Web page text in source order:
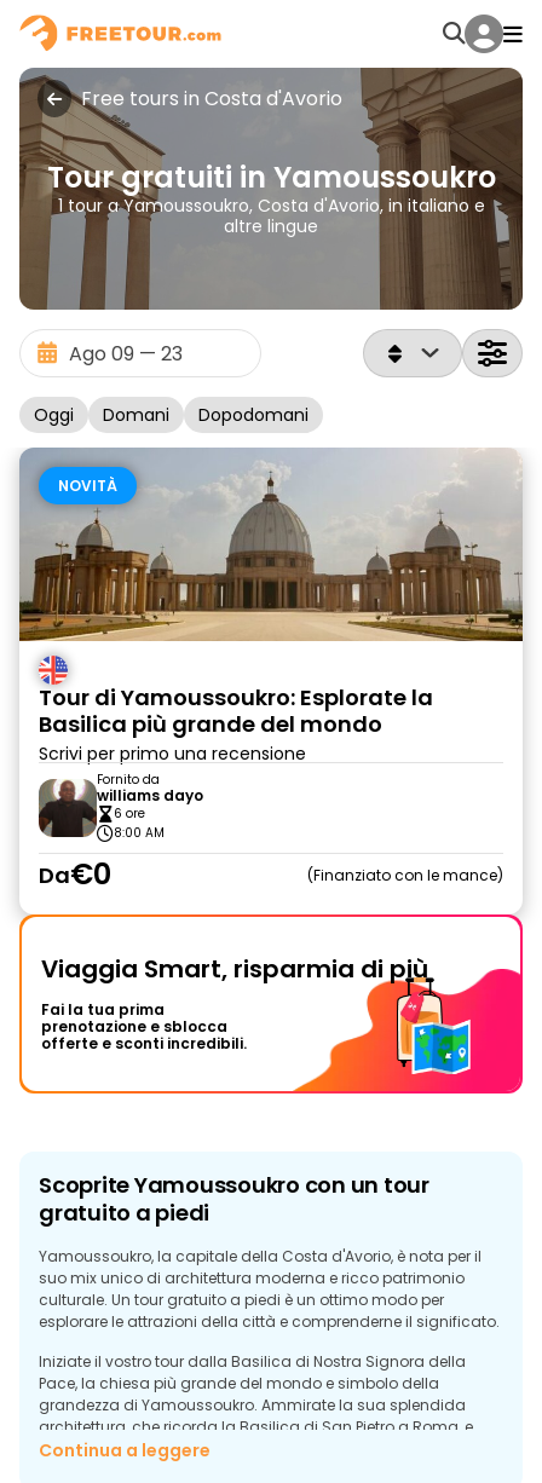
Free tours in Costa d'Avorio
Tour gratuiti in Yamoussoukro
1 tour a Yamoussoukro, Costa d'Avorio, in italiano e
altre lingue
Oggi Domani Dopodomani
NOVITÀ
Tour di Yamoussoukro: Esplorate la
Basilica più grande del mondo
Scrivi per primo una recensione
Fornito da
williams dayo
6 ore
8:00 AM
Da€0 Finanziato con le mance
Viaggia Smart, risparmia di più
Fai la tua prima
prenotazione e sblocca
offerte e sconti incredibili.
Scoprite Yamoussoukro con un tour
gratuito a piedi
Yamoussoukro, la capitale della Costa d'Avorio, è nota per il
suo mix unico di architettura moderna e ricco patrimonio
culturale. Un tour gratuito a piedi è un ottimo modo per
esplorare le attrazioni della città e comprenderne il significato.
Iniziate il vostro tour dalla Basilica di Nostra Signora della
Pace, la chiesa più grande del mondo e simbolo della
grandezza di Yamoussoukro. Ammirate la sua splendida
architettura, che ricorda la Basilica di San Pietro a Roma, e
ammirate l'ambiente sereno che la circonda.
Continua a leggere